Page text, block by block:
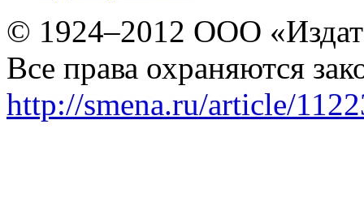
© 1924–2012 ООО
Все права охраняются
http://smena.ru/article/